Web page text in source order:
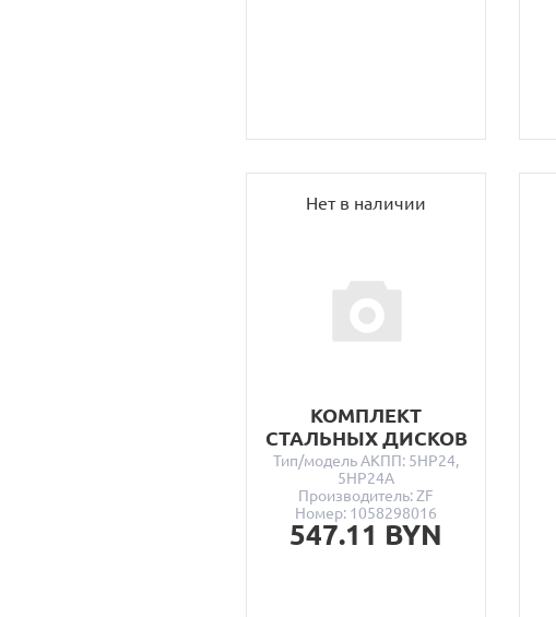
Нет в наличии
КОМПЛЕКТ
СТАЛЬНЫХ ДИСКОВ
Тип/модель АКПП: 5HP24,
5HP24A
Производитель: ZF
Номер: 1058298016
547.11 BYN